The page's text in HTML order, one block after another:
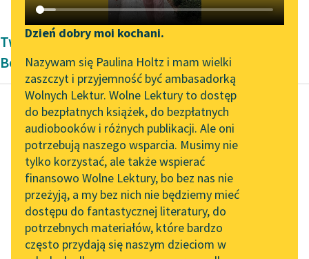
Katalog DAISY
Podkasty o książkach
Zgłoś brak utworu
Aktualności
„Prokurator Alicja Horn”
do słuchania
Byliśmy częścią AI Impact
Lab
Zapraszamy na spotkanie
online z tłumaczkami
literatury skandynawskiej
Spotkanie z Katarzyną
Tunkiel w Oslo
Narzędzia
Mapa Wolnych Lektur
Leśmianator
Przewodnik dla piszących i
czytających
API
OAI-PMH
Dzień dobry moi kochani.
Nazywam się Paulina Holtz i mam wielki
zaszczyt i przyjemność być ambasadorką
Wolnych Lektur. Wolne Lektury to dostęp
do bezpłatnych książek, do bezpłatnych
audiobooków i różnych publikacji. Ale oni
potrzebują naszego wsparcia. Musimy nie
tylko korzystać, ale także wspierać
finansowo Wolne Lektury, bo bez nas nie
przeżyją, a my bez nich nie będziemy mieć
dostępu do fantastycznej literatury, do
potrzebnych materiałów, które bardzo
często przydają się naszym dzieciom w
Twórczość okresu współczesności Paweł
Beręsewicz
Paweł Beręsewicz
Czy lubił pan
chodzić do szkoły?
Tutaj odpowiedź
będzie szybka:
gdy lodowaty wicher